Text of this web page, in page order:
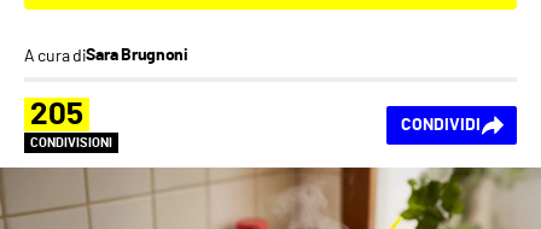
A cura diSara Brugnoni
205
CONDIVISIONI
CONDIVIDI